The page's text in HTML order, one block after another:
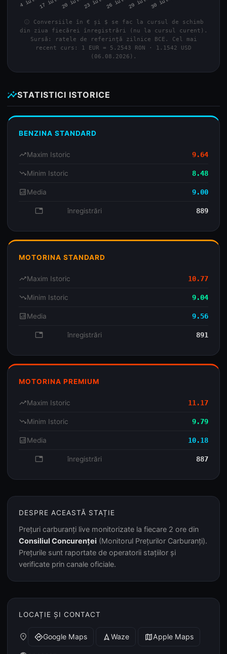
info Conversiile în € și $ se fac la cursul de schimb
din ziua fiecărei înregistrări (nu la cursul curent).
Sursă: ratele de referință zilnice BCE. Cel mai
recent curs: 1 EUR = 5.2543 RON · 1.1542 USD
(06.08.2026).
insightsSTATISTICI ISTORICE
BENZINA STANDARD
trending_upMaxim Istoric 9.64
trending_downMinim Istoric 8.48
analyticsMedia 9.00
database înregistrări 889
MOTORINA STANDARD
trending_upMaxim Istoric 10.77
trending_downMinim Istoric 9.04
analyticsMedia 9.56
database înregistrări 891
MOTORINA PREMIUM
trending_upMaxim Istoric 11.17
trending_downMinim Istoric 9.79
analyticsMedia 10.18
database înregistrări 887
DESPRE ACEASTĂ STAȚIE
Prețuri carburanți live monitorizate la fiecare 2 ore din
Consiliul Concurenței (Monitorul Prețurilor Carburanți).
Prețurile sunt raportate de operatorii stațiilor și
verificate prin canale oficiale.
LOCAȚIE ȘI CONTACT
place directionsGoogle Maps navigation Waze mapApple Maps